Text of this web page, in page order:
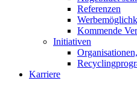
Referenzen
Kommende
Initiativen
Karriere